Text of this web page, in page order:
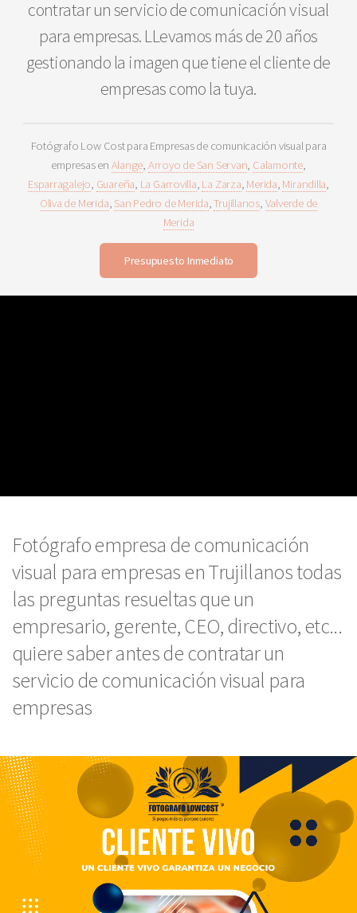
contratar un servicio de comunicación visual
para empresas. LLevamos más de 20 años
gestionando la imagen que tiene el cliente de
empresas como la tuya.
Fotógrafo Low Cost para Empresas de comunicación visual para
empresas en Alange, Arroyo de San Servan, Calamonte,
Esparragalejo, Guareña, La Garrovilla, La Zarza, Merida, Mirandilla,
Oliva de Merida, San Pedro de Merida,Trujillanos, Valverde de
Merida
Presupuesto Inmediato
Fotógrafo empresa de comunicación
visual para empresas en Trujillanos todas
las preguntas resueltas que un
empresario, gerente, CEO, directivo, etc...
quiere saber antes de contratar un
servicio de comunicación visual para
empresas